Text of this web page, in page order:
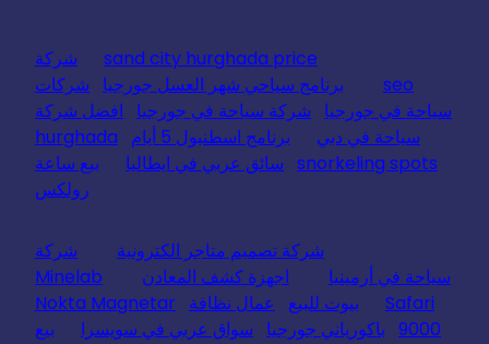
sand city hurghada price
شركة
seo
برنامج سياحي شهر العسل جورجيا
شركات
سياحة في جورجيا
شركة سياحة في جورجيا
افضل شركة
سياحة في دبي
برنامج اسطنبول 5 أيام
hurghada
snorkeling spots سائق عربي في ايطاليا
بيع ساعة
رولكس
شركة تصميم متاجر الكترونية
شركة
سياحة في أرمينيا
اجهزة كشف المعادن
Minelab
Safari
بيوت للبيع عمال نظافة Nokta Magnetar
9000 باكورياني جورجيا سواق عربي في سويسرا
بيع